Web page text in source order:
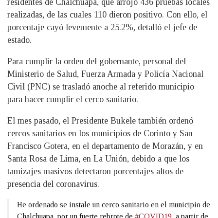
residentes de Chalchuapa, que arrojó 436 pruebas locales
realizadas, de las cuales 110 dieron positivo. Con ello, el
porcentaje cayó levemente a 25.2%, detalló el jefe de
estado.
Para cumplir la orden del gobernante, personal del
Ministerio de Salud, Fuerza Armada y Policía Nacional
Civil (PNC) se trasladó anoche al referido municipio
para hacer cumplir el cerco sanitario.
El mes pasado, el Presidente Bukele también ordenó
cercos sanitarios en los municipios de Corinto y San
Francisco Gotera, en el departamento de Morazán, y en
Santa Rosa de Lima, en La Unión, debido a que los
tamizajes masivos detectaron porcentajes altos de
presencia del coronavirus.
He ordenado se instale un cerco sanitario en el municipio de